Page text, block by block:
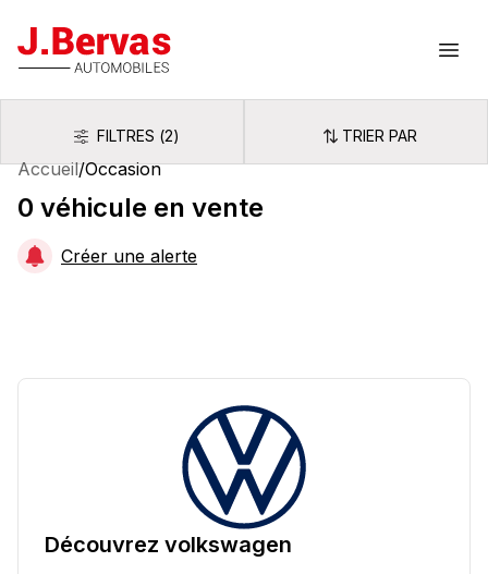
J.Bervas
FiltresFILTRES (2) Trier par
TRIER PAR
Accueil/Occasion
0 véhicule en vente
Créer une alerte
Découvrez volkswagen